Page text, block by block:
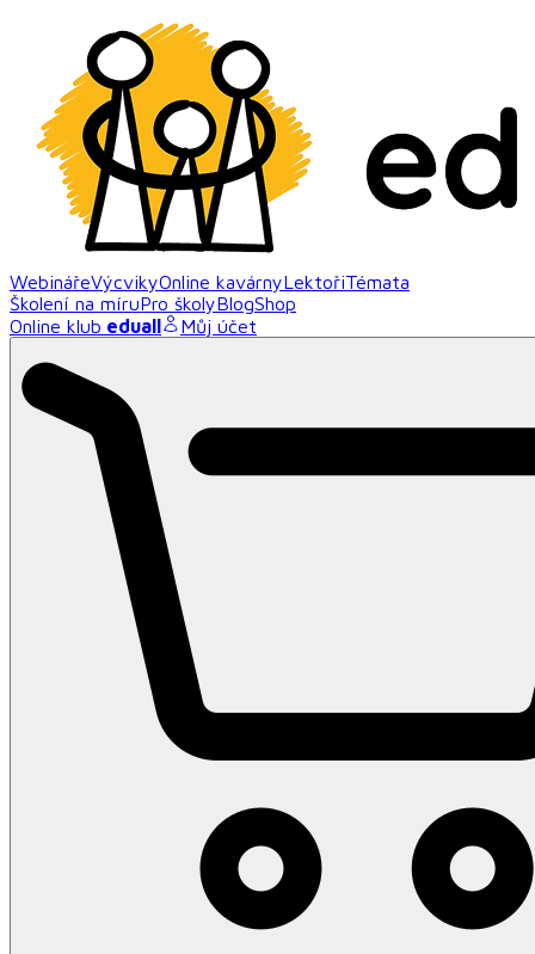
WebinářeVýcvikyOnline kavárnyLektořiTémata
Školení na míruPro školyBlogShop
Online klub eduall Můj účet